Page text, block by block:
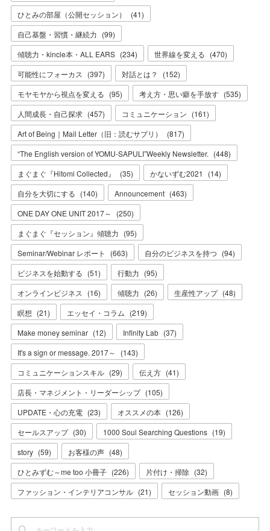
ひとみの部屋（公開セッション）
(41)
自己基盤・習慣・継続力 (99)
傾聴力・kincle本・ALL EARS (234) 世界線を変える (470)
可能性にフォーカス
(397) 対話とは？ (152)
モヤモヤから視点を変える (95) 考え方・思い癖を手放す (535)
人間成長・自己探求 (457) コミュニケーション (161)
Art of Being｜Mail Letter（旧：読むサプリ）
(817)
“The English version of YOMU-SAPULI”Weekly Newsletter. (448)
まぐまぐ『Hitomi Collected』
(35) かないずむ2021 (14)
自分を大切にする (140) Announcement (463)
ONE DAY ONE UNIT 2017～
(250)
まぐまぐ『セッション』傾聴力 (95)
Seminar/Webinar レポート
(663) 自分のビジネスを持つ (94)
ビジネスを始動する (51) 行動力 (95)
オンラインビジネス
(16) 傾聴力 (26) 生産性アップ (48)
瞑想 (21) エッセイ・コラム (219)
Make money seminar (12) Infinity Lab (37)
It's a sign or message. 2017～
(143)
コミュニケーションスキル (29) 伝え方 (41)
店長・マネジメント・リーダーシップ (105)
UPDATE・心の充電 (23) オススメの本 (126)
セールスアップ (30) 1000 Soul Searching Questions (19)
story (59) お客様の声 (48)
ひとみずむ～me too 小冊子 (226) 片付け・掃除 (32)
ファッション・インテリアコンサル (21) セッション動画 (8)